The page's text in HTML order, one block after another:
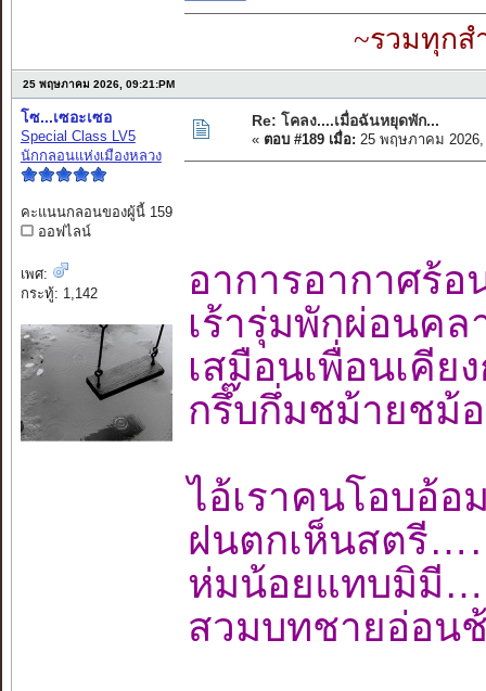
~รวมทุกส
25 พฤษภาคม 2026, 09:21:PM
โซ...เซอะเซอ
Special Class LV5
นักกลอนแห่งเมืองหลวง
คะแนนกลอนของผู้นี้ 159
ออฟไลน์
เพศ:
กระทู้: 1,142
Re: โคลง....เมื่อฉันหยุดพัก...
« ตอบ #189 เมื่อ: 25 พฤษภาคม 2026,
อาการอากาศ
เร้ารุ่มพักผ่อนค
เสมือนเพื่อนเคี
กรึ๊บกึ่มชม้ายช
ไอ้เราคนโอบ
ฝนตกเห็นสต
ห่มน้อยแทบมิ
สวมบทชายอ่อ